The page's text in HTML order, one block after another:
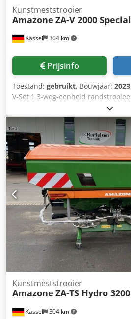
Kassel 304 km
Kunstmeststrooier
Amazone ZA-V 2000 Special
Prijsinfo
Toestand: gebruikt, Bouwjaar: 2023
V-Set 1 3-weg-eenheid
buisbeschermer S / afrolinrichting
ZA-V / opzetbak S / 2000 cardanas
inbouwonderdelen voor ZA-
LED-verlichting Chsdpet Dwh Rofx
Kassel 304 km
Kunstmeststrooier
Amazone ZA-TS Hydro